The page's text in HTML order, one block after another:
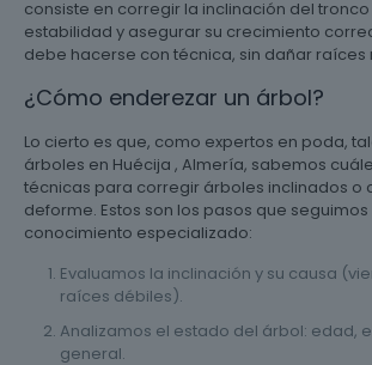
consiste en corregir la inclinación del
estabilidad y asegurar su crecimiento
debe hacerse con técnica, sin dañar raíces
¿Cómo enderezar un árbol?
Lo cierto es que, como expertos en poda,
árboles en Huécija , Almería, sabemos
técnicas para corregir árboles inclinados o
deforme. Estos son los pasos que
conocimiento especializado:
Evaluamos la inclinación y su causa
raíces débiles).
Analizamos el estado del árbol: edad,
general.